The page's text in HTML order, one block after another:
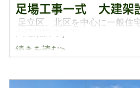
足場工事一式 大建架
足立区、北区を中心に一般住
ブログ更新遅れて申し訳ござい
木県、茨城県の太陽光パネル
続きを読む>